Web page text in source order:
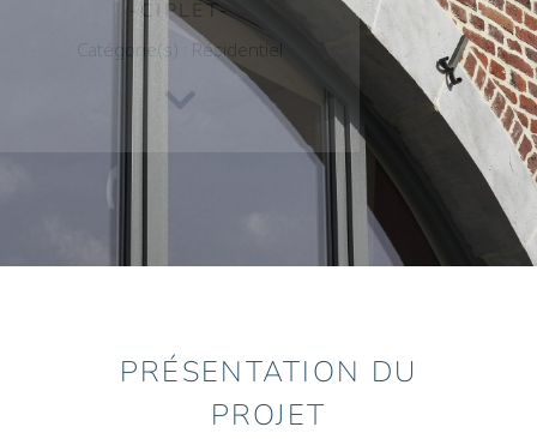
CIPLET
Catégorie(s) : Résidentiel
PRÉSENTATION DU
PROJET